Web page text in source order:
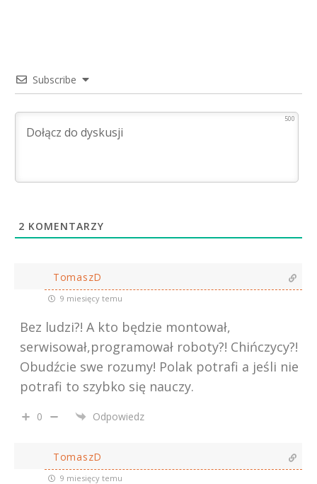
Subscribe
500
2 KOMENTARZY
TomaszD
9 miesięcy temu
Bez ludzi?! A kto będzie montował,
serwisował,programował roboty?! Chińczycy?!
Obudźcie swe rozumy! Polak potrafi a jeśli nie
potrafi to szybko się nauczy.
0 Odpowiedz
TomaszD
9 miesięcy temu